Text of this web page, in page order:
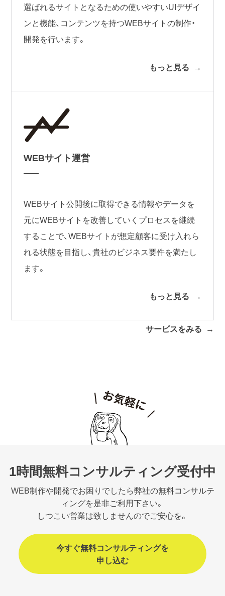
選ばれるサイトとなるための使いやすいUIデザイ
ンと機能、コンテンツを持つWEBサイトの制作・
開発を行います。
もっと見る
WEBサイト運営
WEBサイト公開後に取得できる情報やデータを
元にWEBサイトを改善していくプロセスを継続
することで、WEBサイトが想定顧客に受け入れら
れる状態を目指し、貴社のビジネス要件を満たし
ます。
もっと見る
サービスをみる
1時間無料コンサルティング受付中
WEB制作や開発でお困りでしたら弊社の無料コンサルテ
ィングを是非ご利用下さい。
しつこい営業は致しませんのでご安心を。
今すぐ無料コンサルティングを
申し込む